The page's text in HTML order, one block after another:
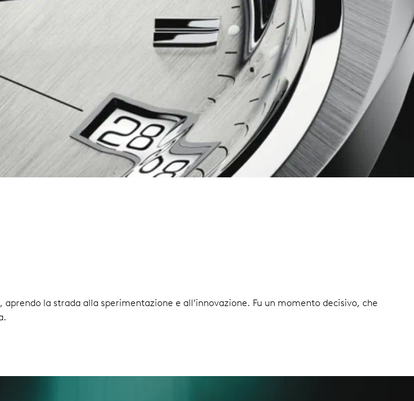
la strada alla sperimentazione e all’innovazione. Fu un momento decisivo, che